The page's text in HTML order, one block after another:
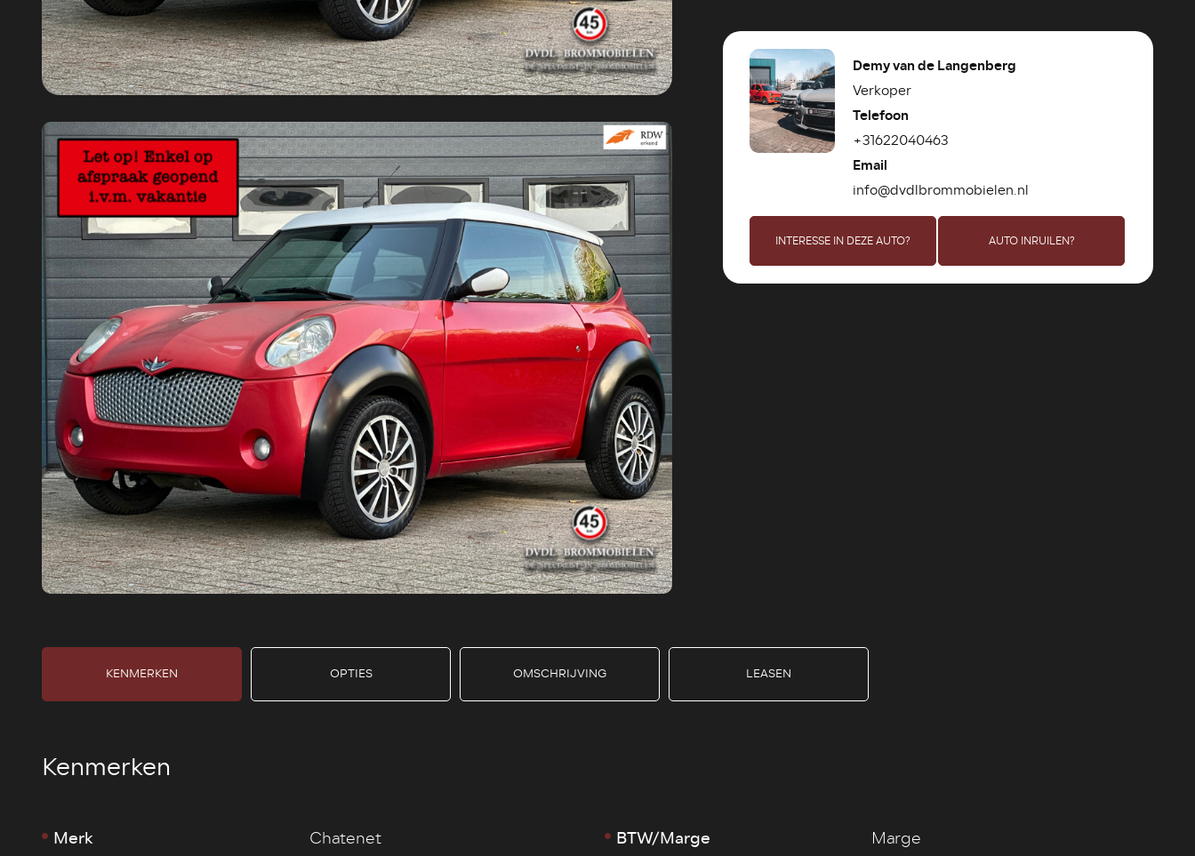
Demy van de Langenberg
Verkoper
Telefoon
+31622040463
Email
info@dvdlbrommobielen.nl
INTERESSE IN DEZE AUTO? AUTO INRUILEN?
KENMERKEN OPTIES OMSCHRIJVING LEASEN
Kenmerken
Merk Chatenet BTW/Marge Marge